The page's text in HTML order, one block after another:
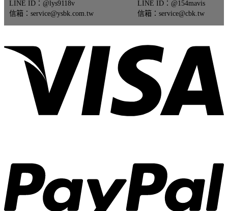
NT$65,460。NT$52,368。
LINE ID：@lys9118v
信箱：service@ysbk.com.tw
LINE ID：@154mavis
信箱：service@cbk.tw